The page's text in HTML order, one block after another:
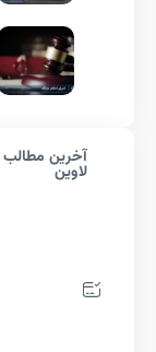
شرایط و
+ موارد
خرداد ۱۵, ۱۴۰۴
مطالب